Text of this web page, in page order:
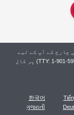
چارج کے آپ کے لیے
معاون سروسز دستیاب ہیں۔ 1-866-278-5833 (TTY: 1-901-595-1040) پر کال
한국어
ગુજરાતી